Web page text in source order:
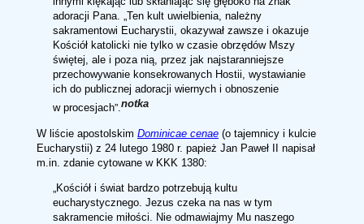
adoracji Pana. Ten kult uwielbienia, należny
sakramentowi Eucharystii, okazywał zawsze i okazuje
Kościół katolicki nie tylko w czasie obrzędów Mszy
świętej, ale i poza nią, przez jak najstaranniejsze
przechowywanie konsekrowanych Hostii, wystawianie
ich do publicznej adoracji wiernych i obnoszenie
w procesjach .notka
W liście apostolskim Dominicae cenae (o tajemnicy i kulcie
Eucharystii) z 24 lutego 1980 r. papież Jan Paweł II napisał
m.in. zdanie cytowane w KKK 1380:
Kościół i świat bardzo potrzebują kultu
eucharystycznego. Jezus czeka na nas w tym
sakramencie miłości. Nie odmawiajmy Mu naszego